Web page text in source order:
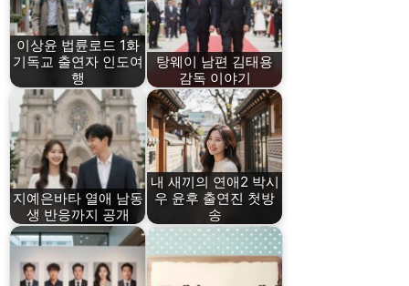
이상윤 법륜로드 1화
기독교 출연자 인도여
행
탕웨이 남편 김태용
감독 이야기
지예은바타 열애 남동
생 반응까지 공개
내 새끼의 연애2 박시
우 윤후 출연진 첫방
송